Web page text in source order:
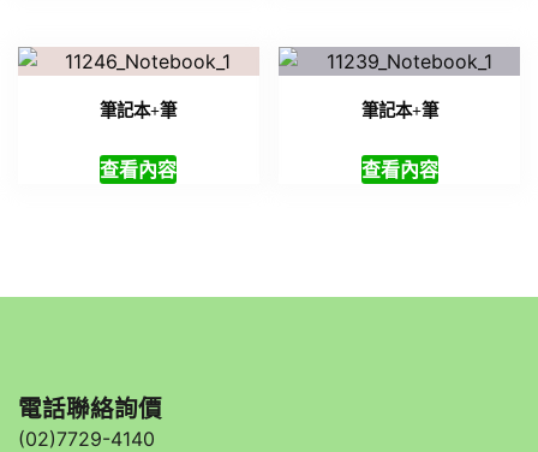
筆記本+筆
查看內容
筆記本+筆
查看內容
電話聯絡詢價
(02)7729-4140